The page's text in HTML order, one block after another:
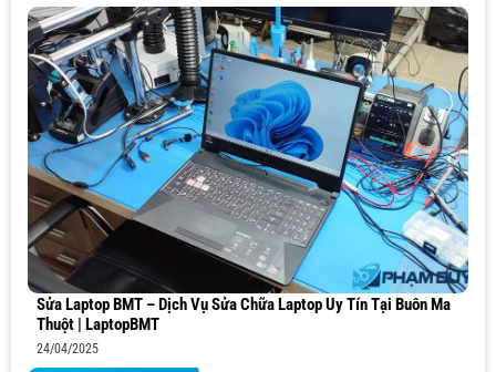
Sửa Laptop BMT – Dịch Vụ Sửa Chữa Laptop Uy Tín Tại Buôn Ma
Thuột | LaptopBMT
24/04/2025